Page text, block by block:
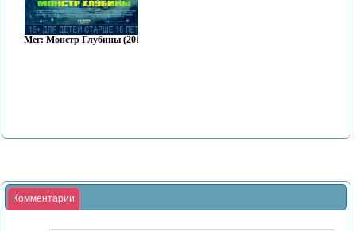
Мег: Монстр Глубины (2018)
Комментарии